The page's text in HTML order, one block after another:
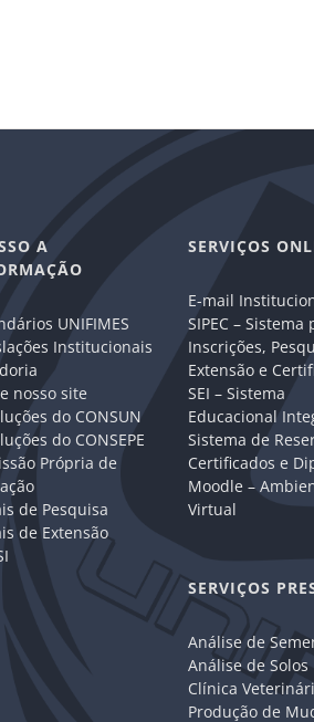
A
UNIFIMES
Institucionais
nosso site
do CONSUN
do CONSEPE
Própria de
de Pesquisa
de Extensão
SERVIÇOS
E-mail
SIPEC – Sistema
Inscrições,
Extensão e
SEI – Sistema
Educacional
Sistema de
Certificados e
Moodle –
Virtual
SERVIÇOS
Análise de
Análise de Solos
Clínica
Produção de